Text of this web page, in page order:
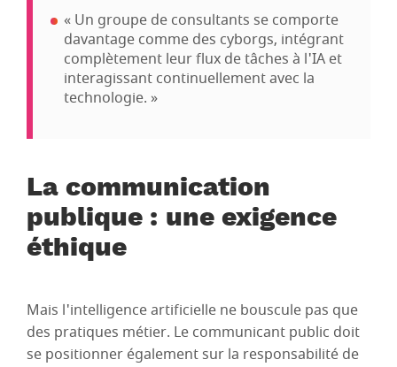
« Un groupe de consultants se comporte
davantage comme des cyborgs, intégrant
complètement leur flux de tâches à l'IA et
interagissant continuellement avec la
technologie. »
La communication
publique : une exigence
éthique
Mais l'intelligence artificielle ne bouscule pas que
des pratiques métier. Le communicant public doit
se positionner également sur la responsabilité de